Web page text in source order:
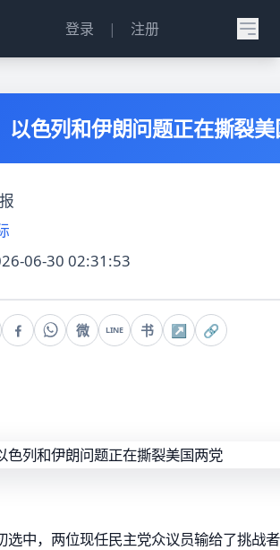
登录 | 注册
以色列和伊朗问题正在撕裂
06-30 02:31:53
微 LINE 书 ↗ 🔗
选中，两位现任民主党众议员输给了挑战